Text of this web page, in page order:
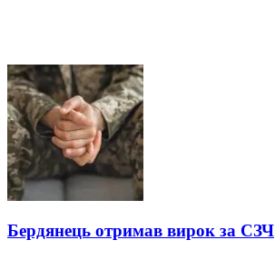
Бердянець отримав вирок за СЗЧ